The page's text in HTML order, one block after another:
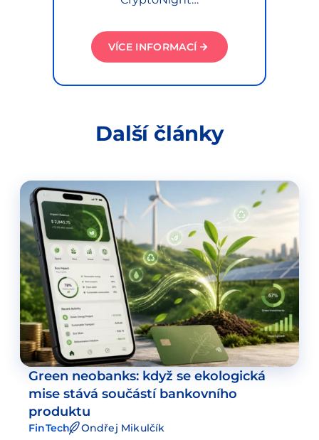
VÍCE INFORMACÍ
Další články
Green neobanks: když se ekologická
mise stává součástí bankovního
produktu
FinTech Ondřej Mikulčík